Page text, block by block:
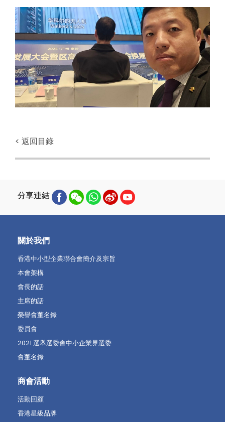
< 返回目錄
分享連結
關於我們
香港中小型企業聯合會簡介及宗旨
本會架構
會長的話
主席的話
榮譽會董名錄
委員會
2021 選舉選委會中小企業界選委
會董名錄
商會活動
活動回顧
香港星級品牌